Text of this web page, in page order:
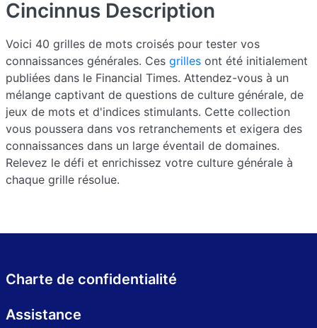
Cincinnus Description
Voici 40 grilles de mots croisés pour tester vos
connaissances générales. Ces grilles ont été initialement
publiées dans le Financial Times. Attendez-vous à un
mélange captivant de questions de culture générale, de
jeux de mots et d'indices stimulants. Cette collection
vous poussera dans vos retranchements et exigera des
connaissances dans un large éventail de domaines.
Relevez le défi et enrichissez votre culture générale à
chaque grille résolue.
Charte de confidentialité
Assistance